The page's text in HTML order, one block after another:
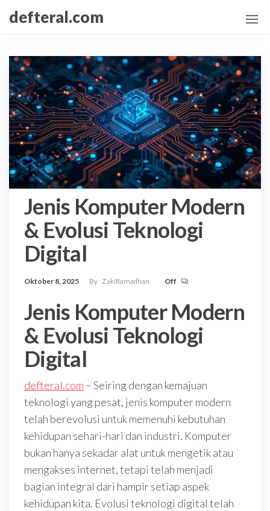
Skip
content
defteral.com
Jenis Komputer Modern
& Evolusi Teknologi
Digital
Oktober 8, 2025 By ZakiRamadhan Off
Jenis Komputer Modern
& Evolusi Teknologi
Digital
defteral.com – Seiring dengan kemajuan
teknologi yang pesat, jenis komputer modern
telah berevolusi untuk memenuhi kebutuhan
kehidupan sehari-hari dan industri. Komputer
bukan hanya sekadar alat untuk mengetik atau
mengakses internet, tetapi telah menjadi
bagian integral dari hampir setiap aspek
kehidupan kita. Evolusi teknologi digital telah